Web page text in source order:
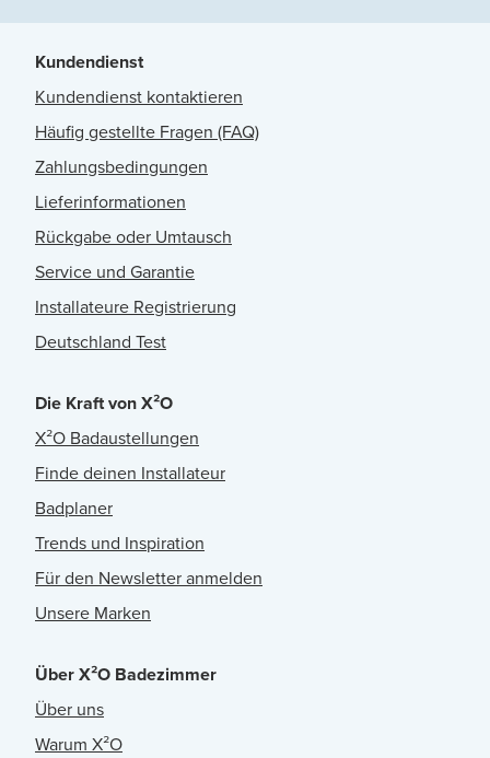
Kundendienst
Kundendienst kontaktieren
Häufig gestellte Fragen (FAQ)
Zahlungsbedingungen
Lieferinformationen
Rückgabe oder Umtausch
Service und Garantie
Installateure Registrierung
Deutschland Test
Die Kraft von X²O
X²O Badaustellungen
Finde deinen Installateur
Badplaner
Trends und Inspiration
Für den Newsletter anmelden
Unsere Marken
Über X²O Badezimmer
Über uns
Warum X²O